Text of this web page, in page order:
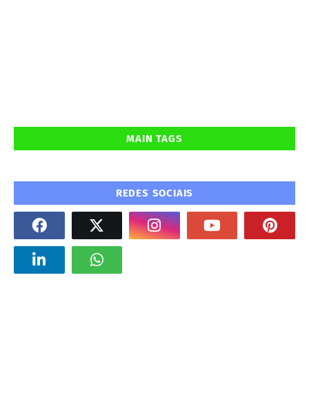
MAIN TAGS
REDES SOCIAIS